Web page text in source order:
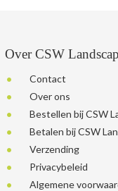
Over CSW
Contact
Over ons
Bestellen bij CSW
Betalen bij CSW
Verzending
Privacybeleid
Algemene